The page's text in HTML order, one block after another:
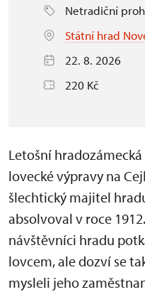
Netradiční
Státní hrad
22. 8. 2026
220 Kč
Letošní
lovecké výpravy na
šlechtický majitel
absolvoval v roce
návštěvníci hradu
lovcem, ale dozví se
mysleli jeho